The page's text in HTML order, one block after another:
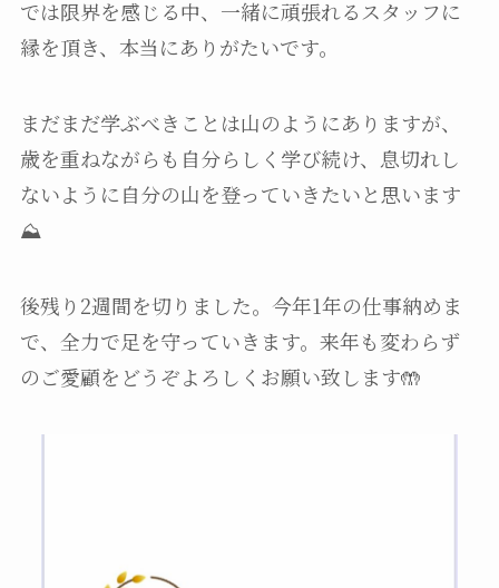
では限界を感じる中、一緒に頑張れるスタッフに
縁を頂き、本当にありがたいです。
まだまだ学ぶべきことは山のようにありますが、
歳を重ねながらも自分らしく学び続け、息切れし
ないように自分の山を登っていきたいと思います
⛰️
後残り2週間を切りました。今年1年の仕事納めま
で、全力で足を守っていきます。来年も変わらず
のご愛顧をどうぞよろしくお願い致します🤲